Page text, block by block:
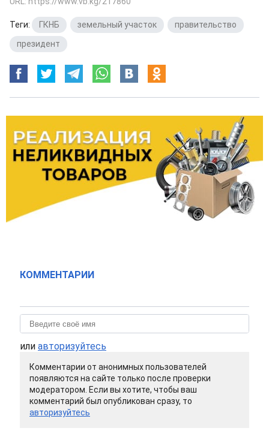
Теги: ГКНБ земельный участок правительство
президент
КОММЕНТАРИИ
или авторизуйтесь
Комментарии от анонимных пользователей
появляются на сайте только после проверки
модератором. Если вы хотите, чтобы ваш
комментарий был опубликован сразу, то
авторизуйтесь